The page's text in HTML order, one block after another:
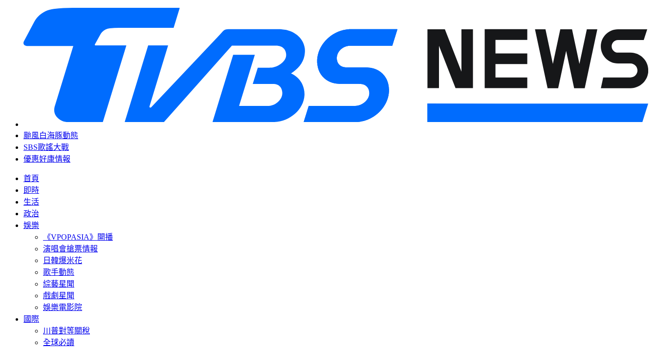
颱風白海豚動態
SBS歌謠大戰
優惠好康情報
首頁
即時
生活
政治
娛樂
《VPOPASIA》開播
演唱會搶票情報
日韓爆米花
歌手動態
綜藝星聞
戲劇星聞
娛樂電影院
國際
川普對等關稅
全球必讀